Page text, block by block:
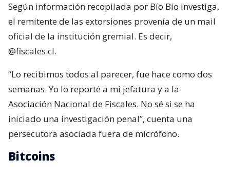
Según información recopilada por Bío Bío Investiga,
el remitente de las extorsiones provenía de un mail
oficial de la institución gremial. Es decir,
@fiscales.cl.
“Lo recibimos todos al parecer, fue hace como dos
semanas. Yo lo reporté a mi jefatura y a la
Asociación Nacional de Fiscales. No sé si se ha
iniciado una investigación penal”, cuenta una
persecutora asociada fuera de micrófono.
Bitcoins